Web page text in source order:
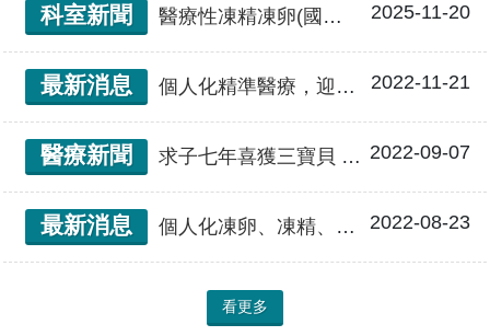
科室新聞 醫療性凍精凍卵(國民健康署補助篇) 2025-11-20
最新消息 個人化精準醫療，迎接天使寶寶 2022-11-21
醫療新聞 求子七年喜獲三寶貝 精準化試管嬰兒療程 助圓夢 2022-09-07
最新消息 個人化凍卵、凍精、凍胚服務-生殖醫學中心 2022-08-23
看更多